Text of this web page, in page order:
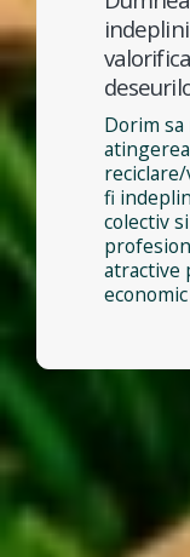
Dorim sa
fi
colectiv
atractive